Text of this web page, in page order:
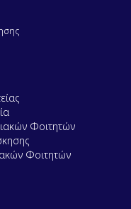
Φοιτητών
Φοιτητών